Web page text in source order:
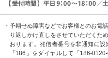
・予期せぬ障害などでお客様とのお電
り返しかけ直しをさせていただくため
おります。発信者番号を非通知に
「186」をダイヤルして「186-